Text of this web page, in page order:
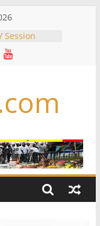
Session
jour ce lundi
président
mois
signent un
les
et de cobalt